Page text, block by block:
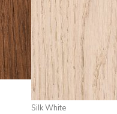
Silk White